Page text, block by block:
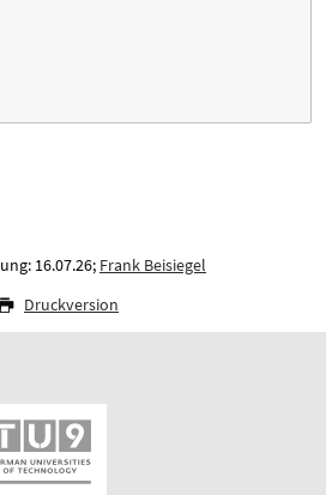
16.07.26; Frank Beisiegel
Druckversion